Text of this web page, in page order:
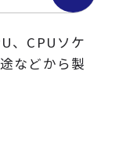
、CPUソケ
などから製